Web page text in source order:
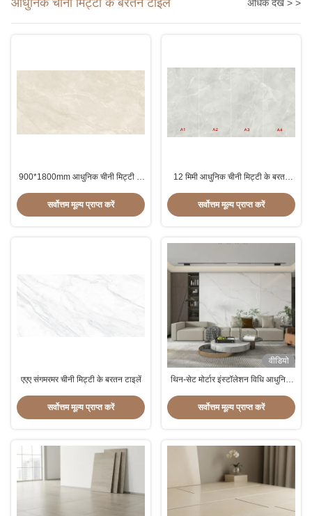
अधिक देखें > >
900*1800mm आधुनिक चीनी मिट्टी के
सर्वोत्तम मूल्य प्राप्त करें
12 मिमी आधुनिक चीनी मिट्टी के बरतन
सर्वोत्तम मूल्य प्राप्त करें
एएए संगमरमर चीनी मिट्टी के बरतन टाइलें
सर्वोत्तम मूल्य प्राप्त करें
वीडियो
थिन-सेट मोर्टार इंस्टॉलेशन विधि आधुनिक
के साथ वाणिज्यिक परियोजनाओं के लिए
एकदम सही
सर्वोत्तम मूल्य प्राप्त करें